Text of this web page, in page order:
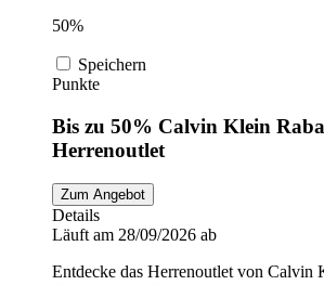
50%
Speichern
Punkte
Bis zu 50% Calvin Klein
Herrenoutlet
Zum Angebot
Details
Läuft am 28/09/2026 ab
Entdecke das Herrenoutlet von Calvin